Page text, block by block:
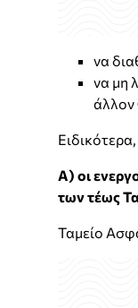
να
να μη
άλλον
Α) οι
των τέως
Ταμείο